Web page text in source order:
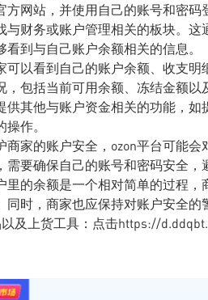
方网站，并使用自己的账号和密
与财务或账户管理相关的板块。
到与自己账户余额相关的信息。
可以看到自己的账户余额、收支
，包括当前可用余额、冻结金额
供其他与账户资金相关的功能，
作。
商家的账户安全，ozon平台可能
需要确保自己的账号和密码安全，
里的余额是一个相对简单的过程
同时，商家也应保持对账户安全
及上货工具：点击https://